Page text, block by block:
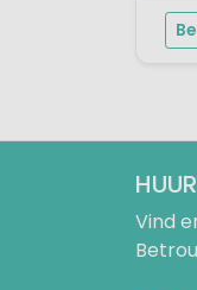
van...
Vind